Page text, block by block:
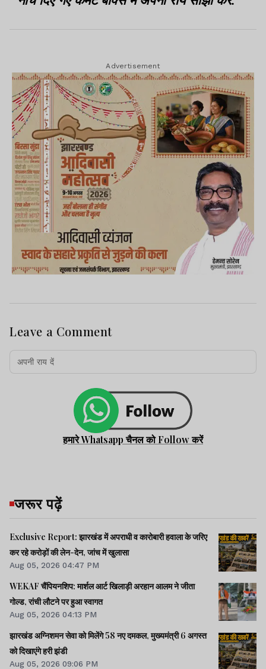
Advertisement
Leave a Comment
हमारे Whatsapp चैनल को Follow करें
जरूर पढ़ें
Exclusive Report: झारखंड में अपराधी व कारोबारी हवाला के जरिए
कर रहे करोड़ों की लेन-देन, जांच में खुलासा
Aug 05, 2026 04:47 PM
WEKAF चैंपियनशिप: मार्शल आर्ट खिलाड़ी अरहान आलम ने जीता
गोल्ड, रांची लौटने पर हुआ स्वागत
Aug 05, 2026 04:13 PM
झारखंड अग्निशमन सेवा को मिलेंगे 58 नए दमकल, मुख्यमंत्री 6 अगस्त
को दिखाएंगे हरी झंडी
Aug 05, 2026 09:06 PM